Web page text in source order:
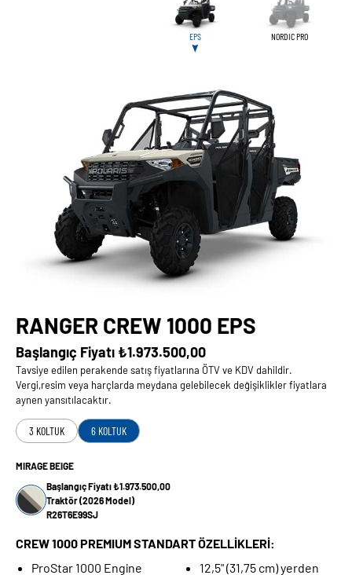
EPS NORDIC PRO
RANGER CREW 1000 EPS
Başlangıç Fiyatı ₺1.973.500,00
Tavsiye edilen perakende satış fiyatlarına ÖTV ve KDV dahildir.
Vergi,resim veya harçlarda meydana gelebilecek değişiklikler fiyatlara
aynen yansıtılacaktır.
3 KOLTUK 6 KOLTUK
MIRAGE BEIGE
Başlangıç Fiyatı ₺1.973.500,00
Traktör (2026 Model)
R26T6E99SJ
CREW 1000 PREMIUM STANDART ÖZELLİKLERİ:
ProStar 1000 Engine
12,5" (31,75 cm) yerden